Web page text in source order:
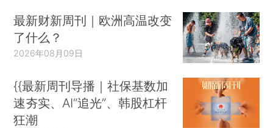
最新财新周刊｜欧洲高温改变
了什么？
2026年08月09日
{{最新周刊导播｜社保基数加
速夯实、AI“追光”、韩股杠杆
狂潮